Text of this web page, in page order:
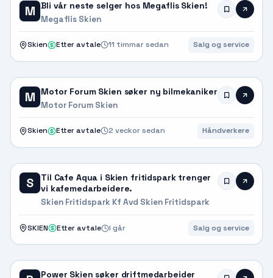
M Bli vår neste selger hos Megaflis Skien!
Megaflis Skien
Skien Etter avtale 11 timmar sedan Salg og service
M Motor Forum Skien søker ny bilmekaniker
Motor Forum Skien
Skien Etter avtale 2 veckor sedan Håndverkere
S
Til Cafe Aqua i Skien fritidspark trenger
vi kafemedarbeidere.
Skien Fritidspark Kf Avd Skien Fritidspark
SKIEN Etter avtale I går Salg og service
Power Skien søker driftmedarbeider